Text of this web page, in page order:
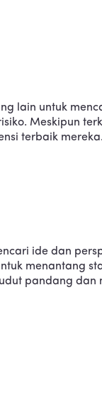
lain untuk
Meskipun
terbaik mereka.
ide dan
menantang
pandang dan